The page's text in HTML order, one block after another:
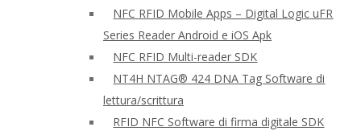
NFC RFID Mobile Apps – Digital Logic uFR
Series Reader Android e iOS Apk
NFC RFID Multi-reader SDK
NT4H NTAG® 424 DNA Tag Software di
lettura/scrittura
RFID NFC Software di firma digitale SDK